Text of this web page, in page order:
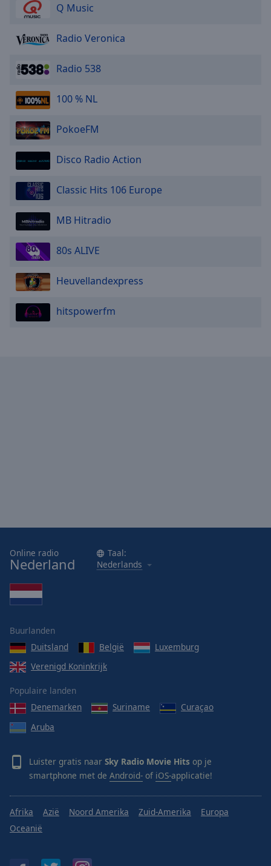
Q Music
Radio Veronica
Radio 538
100 % NL
PokoeFM
Disco Radio Action
Classic Hits 106 Europe
MB Hitradio
80s ALIVE
Heuvellandexpress
hitspowerfm
Online radio
Nederland
Taal:
Nederlands
Buurlanden
Duitsland
België
Luxemburg
Verenigd Koninkrijk
Populaire landen
Denemarken
Suriname
Curaçao
Aruba
Luister gratis naar Sky Radio Movie Hits op je
smartphone met de Android- of iOS-applicatie!
Afrika Azië Noord Amerika Zuid-Amerika
Europa
Oceanië